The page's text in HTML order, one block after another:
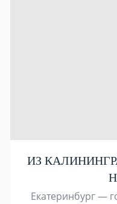
ИЗ
Екатеринбург —